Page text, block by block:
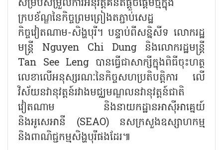
សម្របសម្រួលការអនុវត្តគំនិតផ្តួចផ្តើមថ្មីក្នុង
ក្របខ័ណ្ឌនៃកិច្ចព្រមព្រៀងតភ្ជាប់សេដ្ឋ
កិច្ចវៀតណាម-សិង្ហបុរី។ បន្ទាប់ពីសន្និសីទ លោករដ្ឋ
មន្ត្រី Nguyen Chi Dung និងលោករដ្ឋមន្ត្រី
Tan See Leng បានធ្វើជាសាក្សីក្នុងពិធីចុះហត្ថ
លេខាលើអនុស្សរណៈនៃកិច្ចសហប្រតិបត្តិការ លើ
វិស័យនវានុវត្តន៍រវាងមជ្ឈមណ្ឌលនវានុវត្តន៍ជាតិ​
វៀតណាម ​និងនាយកដ្ឋានអាស៊ីអាគ្នេយ៍
និងអូសេអានី (SEAO) នសក្រសួងឧស្សាហកម្ម
និងពាណិជ្ជកម្មសិង្ហបុរីផងដែរ៕